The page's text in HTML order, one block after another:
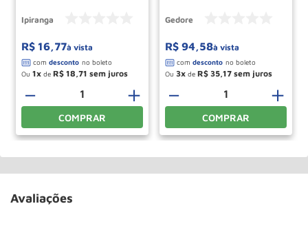
Ipiranga
R$ 16,77à vista
Ou 1 de R$ 18,71
＋
－
COMPRAR
Gedore
R$ 94,58à vista
Ou 3 de R$ 35,17
＋
－
COMPRAR
Avaliações